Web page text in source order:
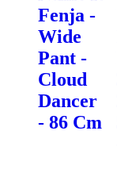
Fenja -
Wide
Pant -
Cloud
Dancer
- 86 Cm